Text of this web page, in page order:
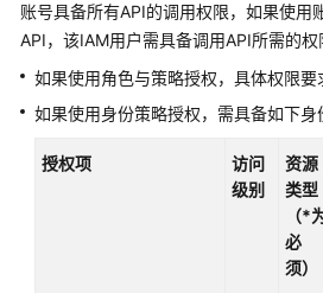
说
明
速
入
门
账号具备所有API的调用权限，如果使用
API，该IAM用户需具备调用API所需的权
如果使用角色与策略授权，具体权限要
如果使用身份策略授权，需具备如下身
授权项
访问
级别
资源
类型
（*
必
须）